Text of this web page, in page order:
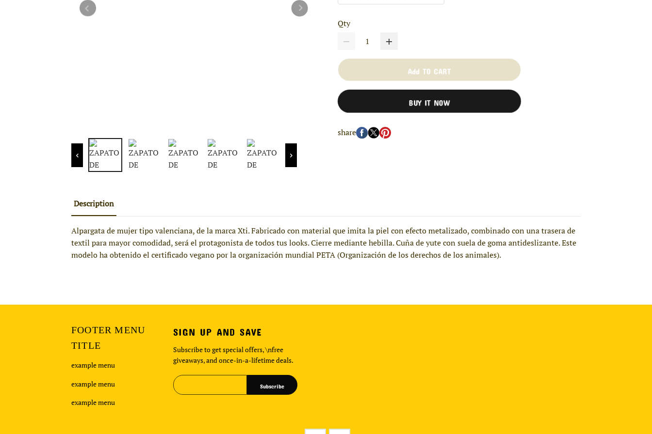
Qty
Add TO CART
BUY IT NOW
share
Description
Alpargata de mujer tipo valenciana, de la marca Xti. Fabricado con material que imita la piel con efecto metalizado, combinado con una trasera de
textil para mayor comodidad, será el protagonista de todos tus looks. Cierre mediante hebilla. Cuña de yute con suela de goma antideslizante. Este
modelo ha obtenido el certificado vegano por la organización mundial PETA (Organización de los derechos de los animales).
FOOTER MENU
TITLE
example menu
example menu
example menu
SIGN UP AND SAVE
Subscribe to get special offers, \nfree
giveaways, and once-in-a-lifetime deals.
Subscribe